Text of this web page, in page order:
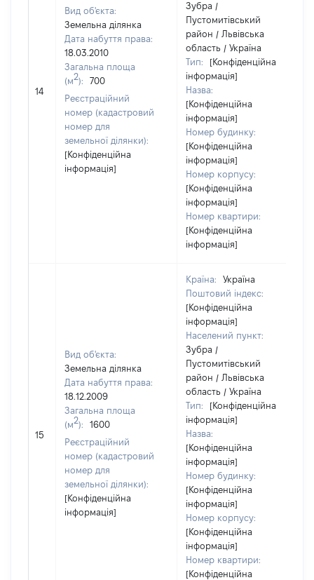
14
Вид об'єкта:
Земельна ділянка
Дата набуття права:
18.03.2010
Загальна площа
(м2):
700
Реєстраційний
номер (кадастровий
номер для
земельної ділянки):
[Конфіденційна
інформація]
Зубра /
Пустомитівський
район / Львівська
область / Україна
Тип:
[Конфіденційна
інформація]
Назва:
[Конфіденційна
інформація]
Номер будинку:
[Конфіденційна
інформація]
Номер корпусу:
[Конфіденційна
інформація]
Номер квартири:
[Конфіденційна
інформація]
15
Вид об'єкта:
Земельна ділянка
Дата набуття права:
18.12.2009
Загальна площа
(м2):
1600
Реєстраційний
номер (кадастровий
номер для
земельної ділянки):
[Конфіденційна
інформація]
Країна:
Україна
Поштовий індекс:
[Конфіденційна
інформація]
Населений пункт:
Зубра /
Пустомитівський
район / Львівська
область / Україна
Тип:
[Конфіденційна
інформація]
Назва:
[Конфіденційна
інформація]
Номер будинку:
[Конфіденційна
інформація]
Номер корпусу:
[Конфіденційна
інформація]
Номер квартири:
[Конфіденційна